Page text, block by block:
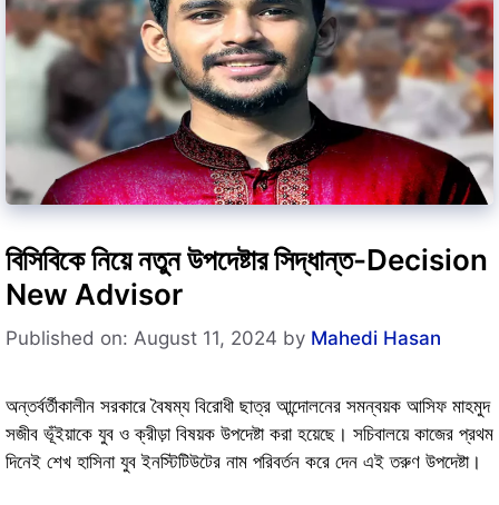
বিসিবিকে নিয়ে নতুন উপদেষ্টার সিদ্ধান্ত-Decision
New Advisor
Published on: August 11, 2024 by Mahedi Hasan
অন্তর্বর্তীকালীন সরকারে বৈষম্য বিরোধী ছাত্র আন্দোলনের সমন্বয়ক আসিফ মাহমুদ
সজীব ভূঁইয়াকে যুব ও ক্রীড়া বিষয়ক উপদেষ্টা করা হয়েছে। সচিবালয়ে কাজের প্রথম
দিনেই শেখ হাসিনা যুব ইনস্টিটিউটের নাম পরিবর্তন করে দেন এই তরুণ উপদেষ্টা।